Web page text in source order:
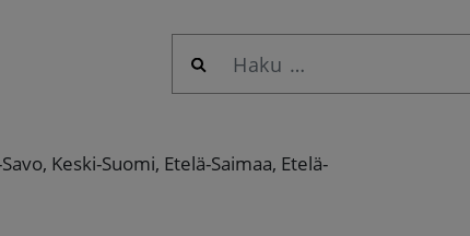
Keski-Suomi, Etelä-Saimaa, Etelä-